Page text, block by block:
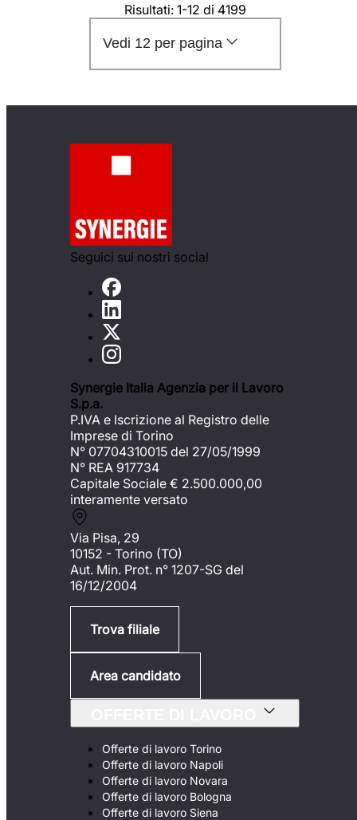
Risultati: 1-12 di 4199
Vedi 12 per pagina
Seguici sui nostri social
Synergie Italia Agenzia per il Lavoro
S.p.a.
P.IVA e Iscrizione al Registro delle
Imprese di Torino
N° 07704310015 del 27/05/1999
N° REA 917734
Capitale Sociale € 2.500.000,00
interamente versato
Via Pisa, 29
10152 - Torino (TO)
Aut. Min. Prot. n° 1207-SG del
16/12/2004
Trova filiale
Area candidato
Offerte di lavoro Torino
Offerte di lavoro Napoli
Offerte di lavoro Novara
Offerte di lavoro Bologna
Offerte di lavoro Siena